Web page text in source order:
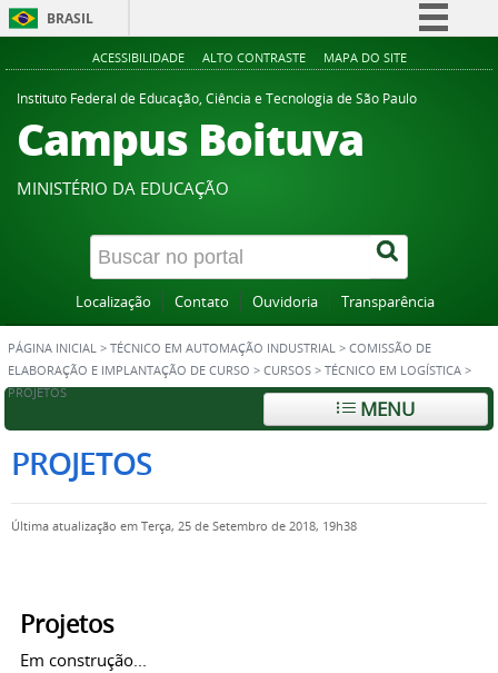
BRASIL
Simplifique!
Comunica BR
Acesso à informação
Canais
ACESSIBILIDADE ALTO CONTRASTE MAPA DO SITE
Instituto Federal de Educação, Ciência e Tecnologia de São Paulo
Campus Boituva
MINISTÉRIO DA EDUCAÇÃO
Localização Contato Ouvidoria Transparência
PÁGINA INICIAL > TÉCNICO EM AUTOMAÇÃO INDUSTRIAL > COMISSÃO DE
ELABORAÇÃO E IMPLANTAÇÃO DE CURSO > CURSOS > TÉCNICO EM LOGÍSTICA >
PROJETOS
MENU
PROJETOS
Última atualização em Terça, 25 de Setembro de 2018, 19h38
Projetos
Em construção...